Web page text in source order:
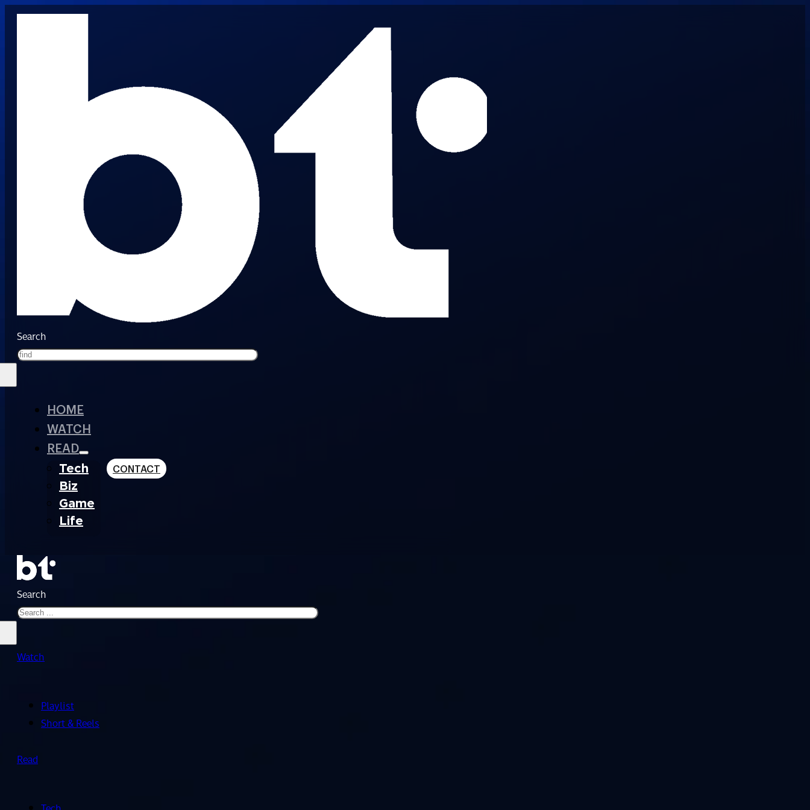
Search
HOME
WATCH
READ
Tech
Biz
Game
Life
CONTACT
Search
Watch
Playlist
Short & Reels
Read